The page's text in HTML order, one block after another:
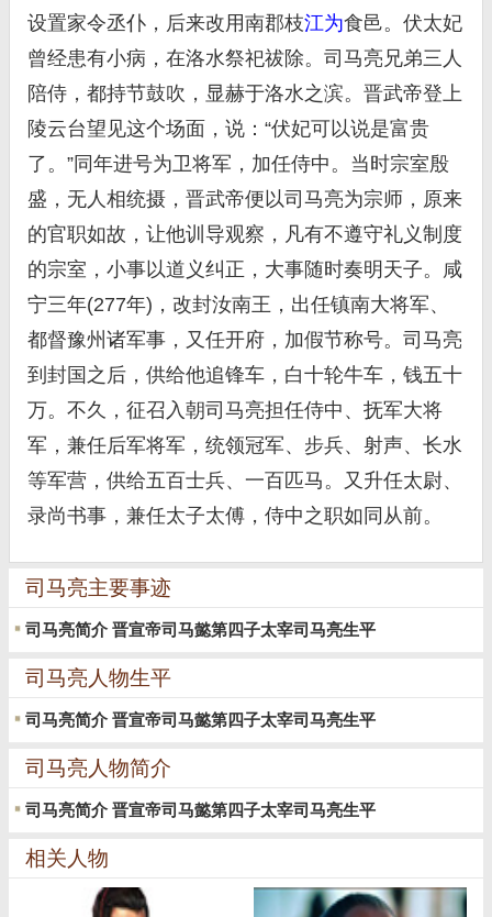
设置家令丞仆，后来改用南郡枝江为食邑。伏太妃
曾经患有小病，在洛水祭祀祓除。司马亮兄弟三人
陪侍，都持节鼓吹，显赫于洛水之滨。晋武帝登上
陵云台望见这个场面，说：“伏妃可以说是富贵
了。”同年进号为卫将军，加任侍中。当时宗室殷
盛，无人相统摄，晋武帝便以司马亮为宗师，原来
的官职如故，让他训导观察，凡有不遵守礼义制度
的宗室，小事以道义纠正，大事随时奏明天子。咸
宁三年(277年)，改封汝南王，出任镇南大将军、
都督豫州诸军事，又任开府，加假节称号。司马亮
到封国之后，供给他追锋车，白十轮牛车，钱五十
万。不久，征召入朝司马亮担任侍中、抚军大将
军，兼任后军将军，统领冠军、步兵、射声、长水
等军营，供给五百士兵、一百匹马。又升任太尉、
录尚书事，兼任太子太傅，侍中之职如同从前。
司马亮主要事迹
司马亮简介 晋宣帝司马懿第四子太宰司马亮生平
司马亮人物生平
司马亮简介 晋宣帝司马懿第四子太宰司马亮生平
司马亮人物简介
司马亮简介 晋宣帝司马懿第四子太宰司马亮生平
相关人物